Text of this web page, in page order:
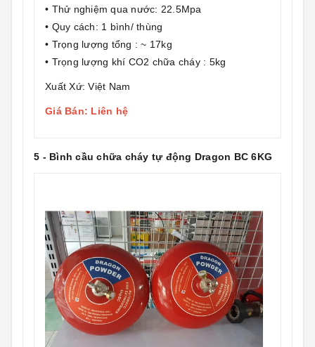
• Thử nghiệm qua nước: 22.5Mpa
• Quy cách: 1 bình/ thùng
• Trọng lượng tổng : ~ 17kg
• Trọng lượng khí CO2 chữa cháy : 5kg
Xuất Xứ: Việt Nam
Giá Bán: Liên hệ
5 - Bình cầu chữa cháy tự động Dragon BC 6KG